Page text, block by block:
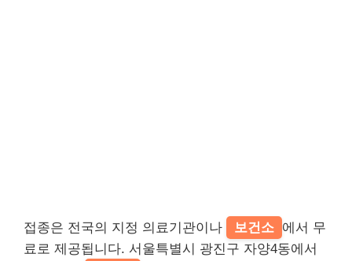
접종은 전국의 지정 의료기관이나 보건소 에서 무
료로 제공됩니다. 서울특별시 광진구 자양4동에서